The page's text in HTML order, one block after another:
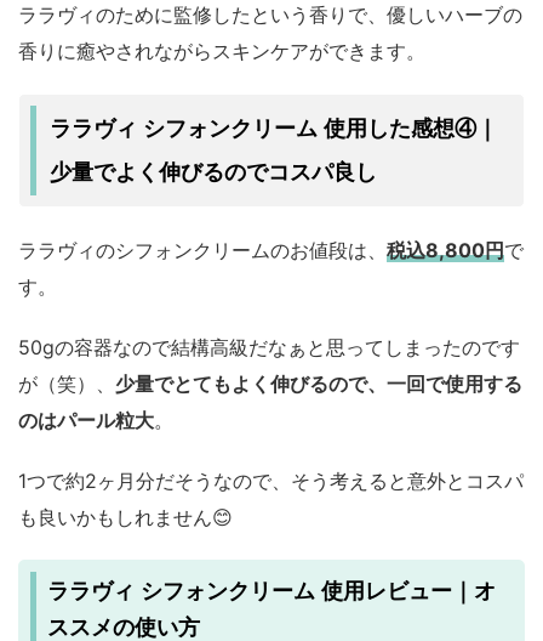
ララヴィのために監修したという香りで、優しいハーブの
香りに癒やされながらスキンケアができます。
ララヴィ シフォンクリーム 使用した感想④｜
少量でよく伸びるのでコスパ良し
ララヴィのシフォンクリームのお値段は、 税込8,800円で
す。
50gの容器なので結構高級だなぁと思ってしまったのです
が（笑）、 少量でとてもよく伸びるので、一回で使用する
のはパール粒大。
1つで約2ヶ月分だそうなので、そう考えると意外とコスパ
も良いかもしれません😊
ララヴィ シフォンクリーム 使用レビュー｜オ
ススメの使い方